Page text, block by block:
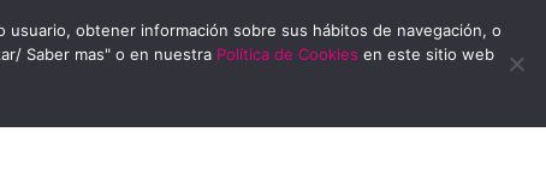
obtener información sobre sus hábitos de navegación, o
Saber mas" o en nuestra Política de Cookies en este sitio web